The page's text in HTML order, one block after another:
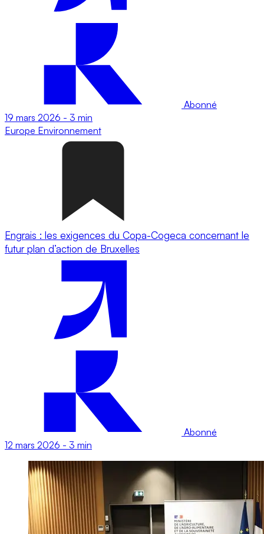
Abonné
19 mars 2026 - 3 min
Europe Environnement
Engrais : les exigences du Copa-Cogeca concernant le
futur plan d’action de Bruxelles
Abonné
12 mars 2026 - 3 min